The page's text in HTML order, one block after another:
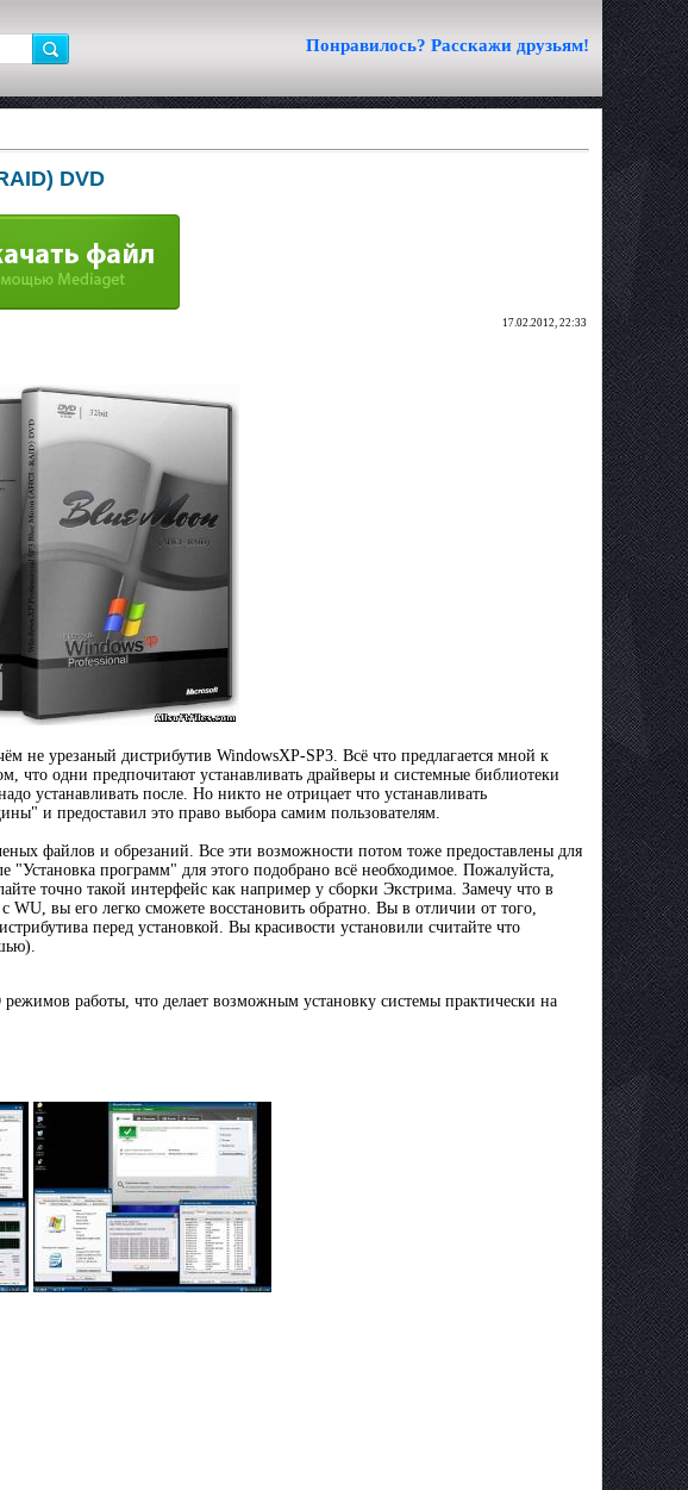
Понравилось? Расскажи друзьям!
DVD
17.02.2012, 22:33
не урезаный дистрибутив WindowsXP-SP3. Всё что предлагается мной к
что одни предпочитают устанавливать драйверы и системные библиотеки
устанавливать после. Но никто не отрицает что устанавливать
и предоставил это право выбора самим пользователям.
файлов и обрезаний. Все эти возможности потом тоже предоставлены для
программ" для этого подобрано всё необходимое. Пожалуйста,
точно такой интерфейс как например у сборки Экстрима. Замечу что в
вы его легко сможете восстановить обратно. Вы в отличии от того,
перед установкой. Вы красивости установили считайте что
работы, что делает возможным установку системы практически на